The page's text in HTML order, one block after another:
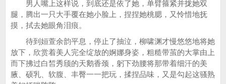
男人嘴上这样说，到底还是依了她，单臂箍紧并拢她双
腿，腾出一只大手覆在她小脸上，捏捏她桃腮，又怜惜地抚
摸，拭去她眼角泪痕。
待到姮萱余韵平息，停止了抽泣，柳啸渊才慢悠悠地将她
放下，欣赏着美人完全绽放的婀娜身姿，粗糙带茧的大掌由上
而下拂过白皙秀颀的天鹅香颈，躬下劲腰将那带着细汗的美
腋、硕乳、软腹、丰臀一一把玩，揉捏品味，又是勾起这骚熟